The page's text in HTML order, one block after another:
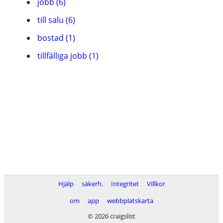
till salu (6)
bostad (1)
tillfälliga jobb (1)
Hjälp säkerh. Integritet
Villkor
om
app
webbplatskarta
© 2026 craigslist